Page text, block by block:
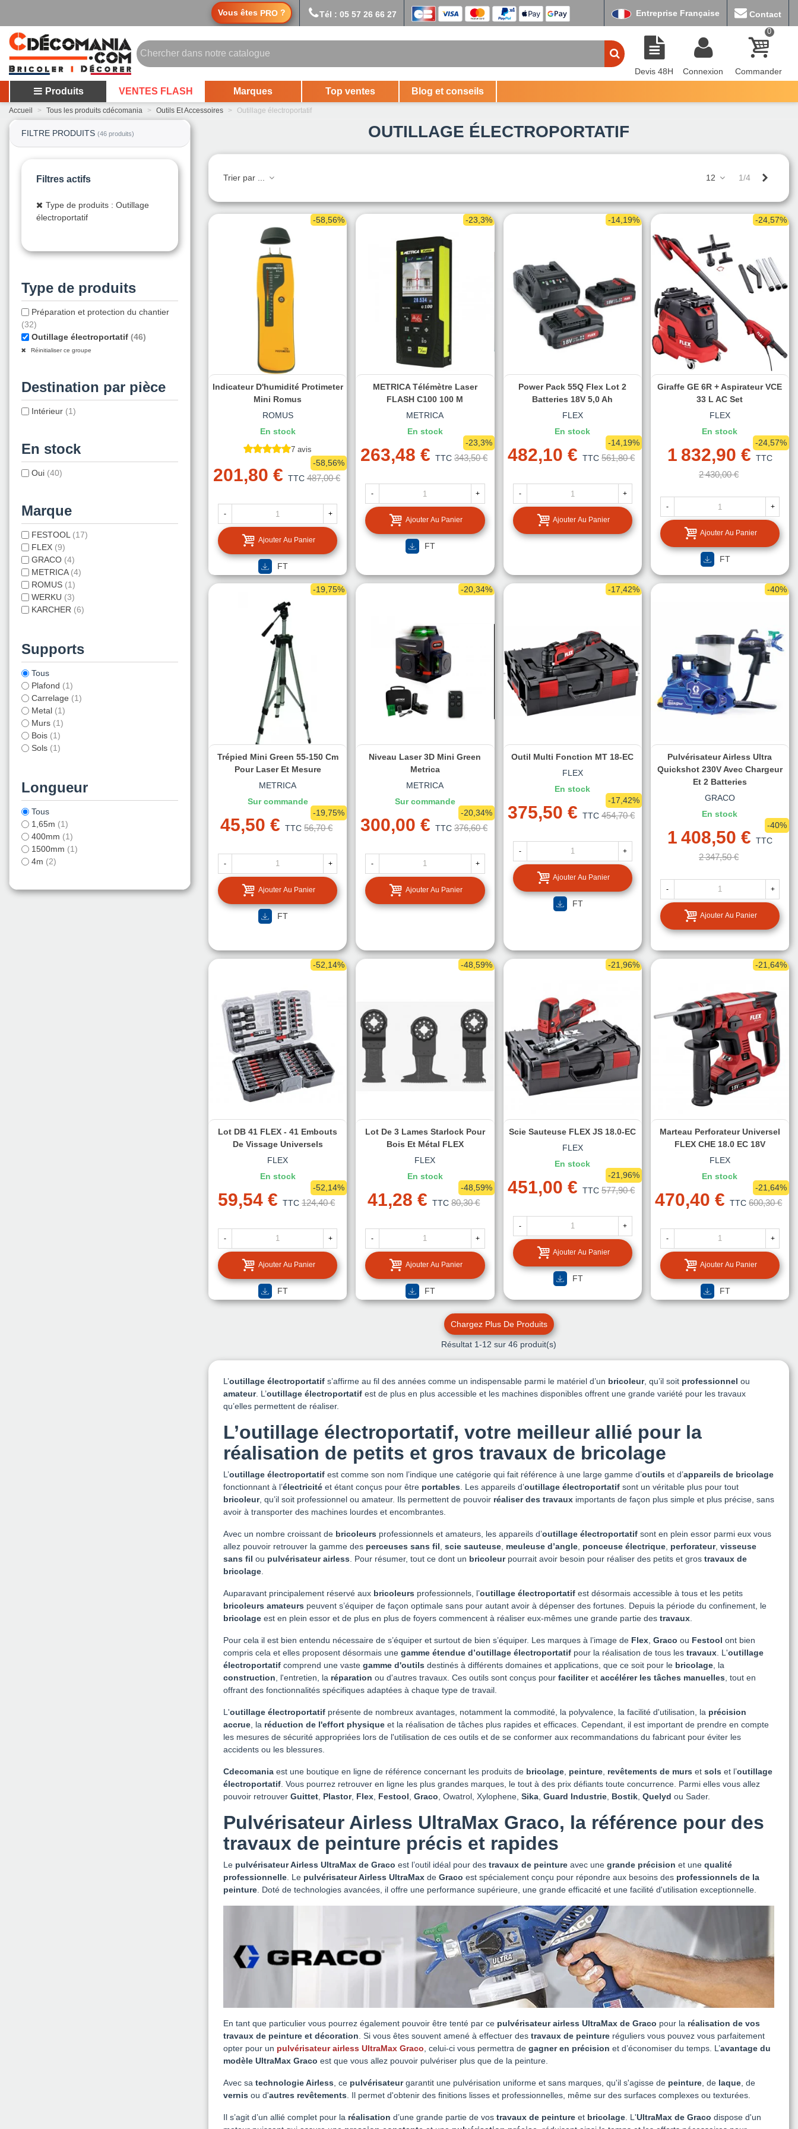
Vous êtes PRO ? Tél : 05 57 26 66 27 Entreprise Française Contact
Devis 48H Connexion
0
Commander
Produits VENTES FLASH Marques Top ventes Blog et conseils
Accueil > Tous les produits cdécomania > Outils Et Accessoires > Outillage électroportatif
FILTRE PRODUITS (46 produits)
Filtres actifs
Type de produits : Outillage
électroportatif
Type de produits
Préparation et protection du chantier
(32)
Outillage électroportatif (46)
Réinitialiser ce groupe
Destination par pièce
Intérieur (1)
En stock
Oui (40)
Marque
FESTOOL (17)
FLEX (9)
GRACO (4)
METRICA (4)
ROMUS (1)
WERKU (3)
KARCHER (6)
Supports
Tous
Plafond (1)
Carrelage (1)
Metal (1)
Murs (1)
Bois (1)
Sols (1)
Longueur
Tous
1,65m (1)
400mm (1)
1500mm (1)
4m (2)
OUTILLAGE ÉLECTROPORTATIF
Trier par ... 12 1/4
-58,56%
Indicateur D'humidité Protimeter
Mini Romus
ROMUS
En stock
7 avis
201,80 € TTC 487,00 €
-58,56%
- +
Ajouter Au Panier
FT
-23,3%
METRICA Télémètre Laser
FLASH C100 100 M
METRICA
En stock
263,48 € TTC 343,50 €
-23,3%
- +
Ajouter Au Panier
FT
-14,19%
Power Pack 55Q Flex Lot 2
Batteries 18V 5,0 Ah
FLEX
En stock
482,10 € TTC 561,80 €
-14,19%
- +
Ajouter Au Panier
-24,57%
Giraffe GE 6R + Aspirateur VCE
33 L AC Set
FLEX
En stock
1 832,90 € TTC
2 430,00 €
-24,57%
- +
Ajouter Au Panier
FT
-19,75%
Trépied Mini Green 55-150 Cm
Pour Laser Et Mesure
METRICA
Sur commande
45,50 € TTC 56,70 €
-19,75%
- +
Ajouter Au Panier
FT
-20,34%
Niveau Laser 3D Mini Green
Metrica
METRICA
Sur commande
300,00 € TTC 376,60 €
-20,34%
- +
Ajouter Au Panier
-17,42%
Outil Multi Fonction MT 18-EC
FLEX
En stock
375,50 € TTC 454,70 €
-17,42%
- +
Ajouter Au Panier
FT
-40%
Pulvérisateur Airless Ultra
Quickshot 230V Avec Chargeur
Et 2 Batteries
GRACO
En stock
1 408,50 € TTC
2 347,50 €
-40%
- +
Ajouter Au Panier
-52,14%
Lot DB 41 FLEX - 41 Embouts
De Vissage Universels
FLEX
En stock
59,54 € TTC 124,40 €
-52,14%
- +
Ajouter Au Panier
FT
-48,59%
Lot De 3 Lames Starlock Pour
Bois Et Métal FLEX
FLEX
En stock
41,28 € TTC 80,30 €
-48,59%
- +
Ajouter Au Panier
FT
-21,96%
Scie Sauteuse FLEX JS 18.0-EC
FLEX
En stock
451,00 € TTC 577,90 €
-21,96%
- +
Ajouter Au Panier
FT
-21,64%
Marteau Perforateur Universel
FLEX CHE 18.0 EC 18V
FLEX
En stock
470,40 € TTC 600,30 €
-21,64%
- +
Ajouter Au Panier
FT
Chargez Plus De Produits
Résultat 1-12 sur 46 produit(s)
L’outillage électroportatif s’affirme au fil des années comme un indispensable parmi le matériel d’un bricoleur, qu’il soit professionnel ou
amateur. L’outillage électroportatif est de plus en plus accessible et les machines disponibles offrent une grande variété pour les travaux
qu’elles permettent de réaliser.
L’outillage électroportatif, votre meilleur allié pour la
réalisation de petits et gros travaux de bricolage
L’outillage électroportatif est comme son nom l’indique une catégorie qui fait référence à une large gamme d’outils et d’appareils de bricolage
fonctionnant à l’électricité et étant conçus pour être portables . Les appareils d’outillage électroportatif sont un véritable plus pour tout
bricoleur, qu’il soit professionnel ou amateur. Ils permettent de pouvoir réaliser des travaux importants de façon plus simple et plus précise, sans
avoir à transporter des machines lourdes et encombrantes.
Avec un nombre croissant de bricoleurs professionnels et amateurs, les appareils d’outillage électroportatif sont en plein essor parmi eux vous
allez pouvoir retrouver la gamme des perceuses sans fil scie sauteuse meuleuse d’angle ponceuse électrique perforateur, visseuse
sans fil ou pulvérisateur airless . Pour résumer, tout ce dont un bricoleurpourrait avoir besoin pour réaliser des petits et gros travaux de
bricolage
Auparavant principalement réservé aux bricoleurs professionnels, l’outillage électroportatif est désormais accessible à tous et les petits
bricoleurs amateurs peuvent s’équiper de façon optimale sans pour autant avoir à dépenser des fortunes. Depuis la période du confinement, le
bricolage est en plein essor et de plus en plus de foyers commencent à réaliser eux-mêmes une grande partie des travaux
Pour cela il est bien entendu nécessaire de s’équiper et surtout de bien s’équiper. Les marques à l’image de Flex Graco ou Festool ont bien
compris cela et elles proposent désormais une gamme étendue d’outillage électroportatif pour la réalisation de tous les travaux . L'outillage
électroportatif comprend une vaste gamme d'outils destinés à différents domaines et applications, que ce soit pour le bricolage , la
construction , l'entretien, la réparation ou d'autres travaux. Ces outils sont conçus pour faciliteret accélérer les tâches manuelles , tout en
offrant des fonctionnalités spécifiques adaptées à chaque type de travail.
L'outillage électroportatif présente de nombreux avantages, notamment la commodité, la polyvalence, la facilité d'utilisation, la précision
accrue , la réduction de l'effort physique et la réalisation de tâches plus rapides et efficaces. Cependant, il est important de prendre en compte
les mesures de sécurité appropriées lors de l'utilisation de ces outils et de se conformer aux recommandations du fabricant pour éviter les
accidents ou les blessures.
Cdecomania est une boutique en ligne de référence concernant les produits de bricolage peinture revêtements de murs et sols et l’outillage
électroportatif . Vous pourrez retrouver en ligne les plus grandes marques, le tout à des prix défiants toute concurrence. Parmi elles vous allez
pouvoir retrouver Guittet Plastor, Flex Festool Graco , Owatrol, Xylophene, Sika Guard Industrie Bostik Quelyd ou Sader.
Pulvérisateur Airless UltraMax Graco, la référence pour des
travaux de peinture précis et rapides
Le pulvérisateur Airless UltraMax de Graco est l’outil idéal pour des travaux de peinture avec une grande précision et une qualité
professionnelle . Le pulvérisateur Airless UltraMax de Graco est spécialement conçu pour répondre aux besoins des professionnels de la
peinture . Doté de technologies avancées, il offre une performance supérieure, une grande efficacité et une facilité d'utilisation exceptionnelle.
En tant que particulier vous pourrez également pouvoir être tenté par ce pulvérisateur airless UltraMax de Graco pour la réalisation de vos
travaux de peinture et décoration . Si vous êtes souvent amené à effectuer des travaux de peinture réguliers vous pouvez vous parfaitement
opter pour un pulvérisateur airless UltraMax Graco , celui-ci vous permettra de gagner en précision et d’économiser du temps. L’avantage du
modèle UltraMax Graco est que vous allez pouvoir pulvériser plus que de la peinture.
Avec sa technologie Airless , ce pulvérisateurgarantit une pulvérisation uniforme et sans marques, qu'il s'agisse de peinture , de laque , de
vernis ou d'autres revêtements . Il permet d'obtenir des finitions lisses et professionnelles, même sur des surfaces complexes ou texturées.
Il s’agit d’un allié complet pour la réalisation d’une grande partie de vos travaux de peinture et bricolage . L'UltraMax de Graco dispose d'un